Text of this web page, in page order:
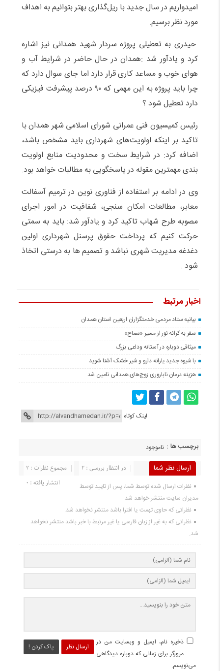
امیدواریم در سال جدید با ریل‌گذاری بهتر بتوانیم به اهداف
مورد نظر برسیم.
حیدری به تعطیلی پروژه سردار شهید همدانی نیز اشاره
کرد و یادآور شد :همدان در حال حاضر در شرایط آب و
هوای خوب و مساعد کاری قرار دارد اما جای سوال دارد که
چرا باید پروژه به این مهمی که ۹۰ درصد پیشرفت فیزیکی
دارد تعطیل شود ؟
رئیس کمیسیون فنی عمرانی شورای اسلامی شهر همدان با
تاکید بر اینکه اولویت‌های شهرداری باید مشخص باشد،
اضافه کرد: در شرایط سخت و محدودیت منابع اولویت
بندی مهمترین مقوله در پاسخگویی به مطالبات خواهد بود.
وی در ادامه بر استفاده از فناوری نوین در ترمیم آسفالت
معابر، مطالعات امکان سنجی، شفافیت در امور اجرای
مصوبه طرح شهاب تاکید کرد و یادآور شد: باید به سمتی
حرکت کنیم که پرداخت حقوق پرسنل شهرداری اولین
دغدغه مدیریت شهری نباشد و تصمیم ها به درستی اتخاذ
شود .
اخبار مرتبط
بیانیه ستاد مردمی خدمتگزاران اربعین استان همدان
سفر به کرانه‌ نور از مسیرِ «سماح»
میثاقی دوباره در آستانه‌ وداعی بزرگ
با شیوه جدید یارانه دارو و شیر خشک آشنا شوید
هزینه درمان ناباروری زوج‌های همدانی تامین شد
لینک کوتاه
برچسب ها : ناموجود
ارسال نظر شما مجموع نظرات : 2
در انتظار بررسی : 2
انتشار یافته : 0
نظرات ارسال شده توسط شما، پس از تایید توسط
مدیران سایت منتشر خواهد شد.
نظراتی که حاوی تهمت یا افترا باشد منتشر نخواهد شد.
نظراتی که به غیر از زبان فارسی یا غیر مرتبط با خبر باشد منتشر نخواهد
شد.
ارسال نظر پاک کردن !
ذخیره نام، ایمیل و وبسایت من در
مرورگر برای زمانی که دوباره دیدگاهی
می‌نویسم.